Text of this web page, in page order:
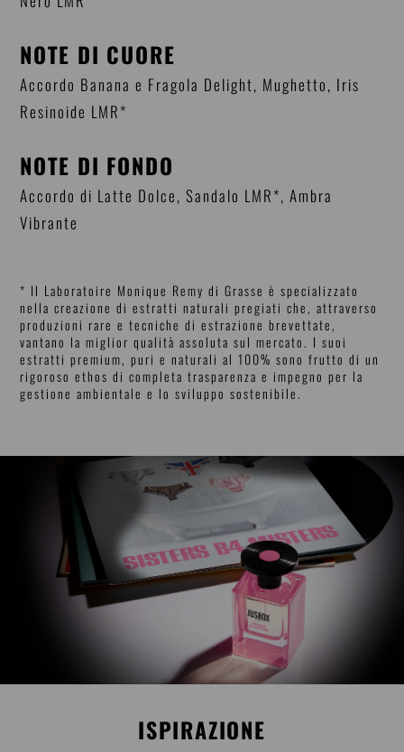
NOTE DI CUORE
Accordo Banana e Fragola Delight, Mughetto, Iris
Resinoide LMR*
NOTE DI FONDO
Accordo di Latte Dolce, Sandalo LMR*, Ambra
Vibrante
* Il Laboratoire Monique Remy di Grasse è specializzato
nella creazione di estratti naturali pregiati che, attraverso
produzioni rare e tecniche di estrazione brevettate,
vantano la miglior qualità assoluta sul mercato. I suoi
estratti premium, puri e naturali al 100% sono frutto di un
rigoroso ethos di completa trasparenza e impegno per la
gestione ambientale e lo sviluppo sostenibile.
ISPIRAZIONE